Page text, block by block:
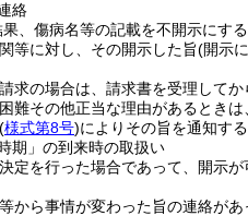
絡
、傷病名等の記載を不開示にす
等に対し、その開示した旨(開示
求の場合は、請求書を受理して
難その他正当な理由があるとき
(様式第8号)によりその旨を通知する
期」の到来時の取扱い
定を行った場合であって、開示
から事情が変わった旨の連絡があ